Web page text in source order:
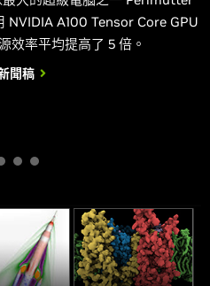
NVIDIA A100 Tensor Core GPU
效率平均提高了 5 倍。
聞稿
級運算的創新浪潮、大幅提升能
Laboratory’s Venado
創永續高效能運算解決方案的新
超級電腦
級運算的創新浪潮、大幅提升能
Laboratory (LANL) 的超級
級電腦
National Laboratory 的 Polaris
帶來革新。深入認識這項合作計